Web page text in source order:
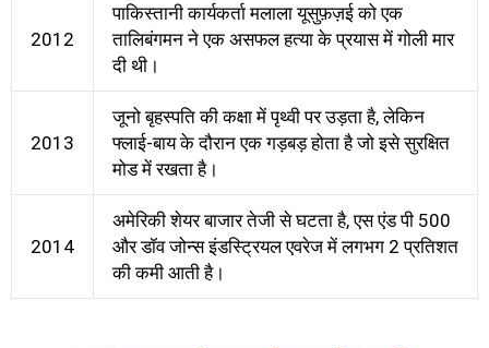
2012
पाकिस्तानी कार्यकर्ता मलाला यूसुफ़ज़ई को एक
तालिबंगमन ने एक असफल हत्या के प्रयास में गोली मार
दी थी।
2013
जूनो बृहस्पति की कक्षा में पृथ्वी पर उड़ता है, लेकिन
फ्लाई-बाय के दौरान एक गड़बड़ होता है जो इसे सुरक्षित
मोड में रखता है।
2014
अमेरिकी शेयर बाजार तेजी से घटता है, एस एंड पी 500
और डॉव जोन्स इंडस्ट्रियल एवरेज में लगभग 2 प्रतिशत
की कमी आती है।